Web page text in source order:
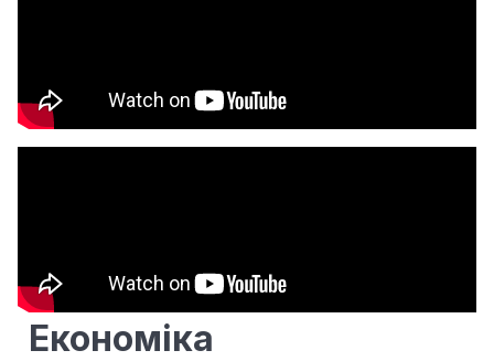
Економіка